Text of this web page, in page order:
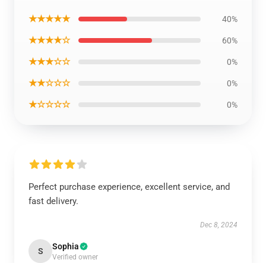
★★★★★ 40%
★★★★☆ 60%
★★★☆☆ 0%
★★☆☆☆ 0%
★☆☆☆☆ 0%
Perfect purchase experience, excellent service, and
fast delivery.
Dec 8, 2024
S Sophia
Verified owner